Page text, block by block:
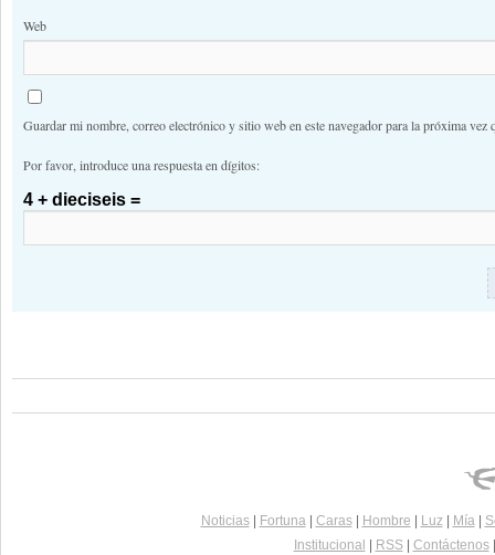
Web
Guardar mi nombre, correo electrónico y sitio web en este navegador para la próxima vez
Por favor, introduce una respuesta en dígitos:
4 + dieciseis =
Noticias| Fortuna| Caras| Hombre Luz| Mía|
Institucional
RSS| Contáctenos